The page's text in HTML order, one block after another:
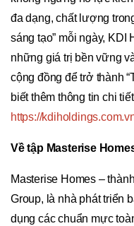
đa dạng, chất lượng
sáng tạo” mỗi ngày, KDI
những giá trị bền vững
cộng đồng để trở thành
biết thêm thông tin chi
https://
Về tập Masterise
Masterise Homes –
Group, là nhà phát triển
dụng các chuẩn mực